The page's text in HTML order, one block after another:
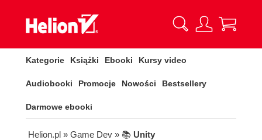
Kategorie Książki Ebooki Kursy video
Audiobooki Promocje Nowości Bestsellery
Darmowe ebooki
Helion.pl » Game Dev » 📚 Unity